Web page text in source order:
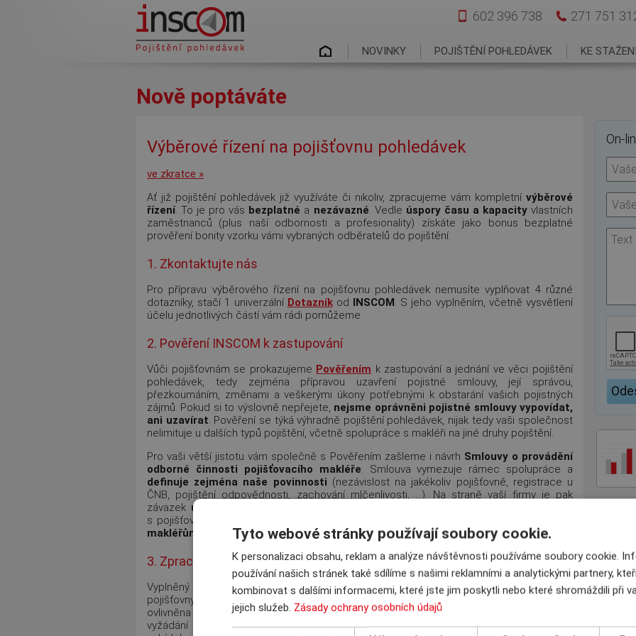
602 396 738 271 751
Hlavní menu
NOVINKY POJIŠTĚNÍ POHLEDÁVEK KE STAŽENÍ
Nově poptáváte
Výběrové řízení na pojišťovnu pohledávek
ve zkratce »
Ať již pojištění pohledávek již využíváte či nikoliv, zpracujeme vám kompletní výběrové
řízení. To je pro vás bezplatné a nezávazné. Vedle úspory času a kapacityvlastních
zaměstnanců (plus naší odbornosti a profesionality) získáte jako bonus bezplatné
prověření bonity vzorku vámi vybraných odběratelů do pojištění.
1. Zkontaktujte nás
Pro přípravu výběrového řízení na pojišťovnu pohledávek nemusíte vyplňovat 4 různé
dotazníky, stačí 1 univerzální Dotazníkod INSCOM. S jeho vyplněním, včetně vysvětlení
účelu jednotlivých částí vám rádi pomůžeme.
2. Pověření INSCOM k zastupování
Vůči pojišťovnám se prokazujeme Pověřením k zastupování a jednání ve věci pojištění
pohledávek, tedy zejména přípravou uzavření pojistné smlouvy, její správou,
přezkoumáním, změnami a veškerými úkony potřebnými k obstarání vašich pojistných
zájmů. Pokud si to výslovně nepřejete, nejsme oprávněni pojistné smlouvy vypovídat,
ani uzavírat. Pověření se týká výhradně pojištění pohledávek, nijak tedy vaši společnost
nelimituje u dalších typů pojištění, včetně spolupráce s makléři na jiné druhy pojištění.
Pro vaši větší jistotu vám společně s Pověřením zašleme i návrh Smlouvy o provádění
odborné činnosti pojišťovacího makléře. Smlouva vymezuje rámec spolupráce a
definuje zejména naše povinnosti (nezávislost na jakékoliv pojišťovně, registrace u
ČNB, pojištění odpovědnosti, zachování mlčenlivosti, …). Na straně vaší firmy je pak
závazek uzavírat smlouvy
s pojišťovnami vést
makléřům
. Uzavření smlouvy ale není podmínkou naší spolupráce.
3. Zpracování Výběrového řízení
Vyplněný Dotazník zkontrolujeme a společně s podepsaným Pověřením zašleme na
pojišťovny. Ty mají standardně 10 pracovních dní na předložení nabídek. Délka přípravy je
ovlivněna prověřováním pojistných limitů na vzorek vámi vybraných odběratelů. Na
vyžádání lze tuto lhůtu zkrátit. Pojistitelé předkládají nabídky ve formě parametrických
On-
Tyto webové stránky používají soubory cookie.
K personalizaci obsahu, reklam a analýze návštěvnosti používáme soubory cookie.
používání našich stránek také sdílíme s našimi reklamními a analytickými partnery,
kombinovat s dalšími informacemi, které jste jim poskytli nebo které shromáždili při
jejich služeb. Zásady ochrany osobních údajů